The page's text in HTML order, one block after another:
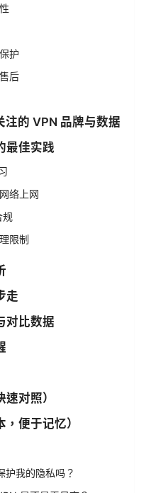
护
后
的 VPN 品牌与数据
最佳实践
络上网
规
限制
走
对比数据
对照）
便于记忆）
护我的隐私吗？